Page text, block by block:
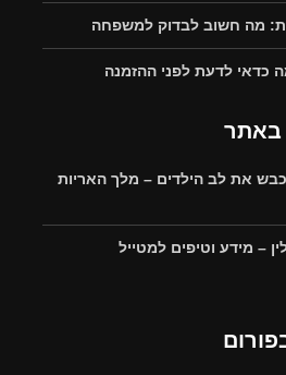
מה חשוב לבדוק למשפחה
כדאי לדעת לפני ההזמנה
באתר
את לב הילדים – מלך האריות
– מידע וטיפים למטייל